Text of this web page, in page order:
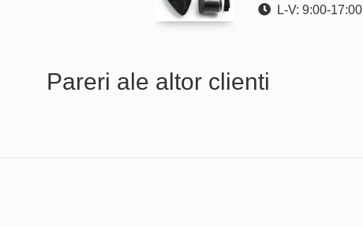
L-V: 9:00-17:00
Pareri ale altor clienti